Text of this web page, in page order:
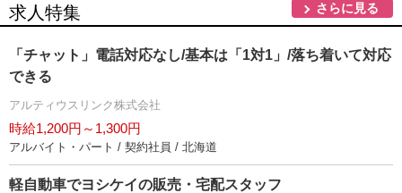
求人特集 さらに見る
「チャット」電話対応なし/基本は「1対1」/落ち着いて対応
できる
アルティウスリンク株式会社
時給1,200円～1,300円
アルバイト・パート / 契約社員 / 北海道
軽自動車でヨシケイの販売・宅配スタッフ